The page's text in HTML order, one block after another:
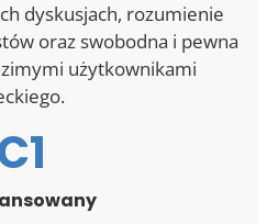
dyskusjach, rozumienie
oraz swobodna i pewna
użytkownikami